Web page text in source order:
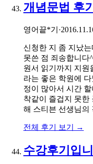
개념문법 후기
영어끝*기 ·
신청한 지 좀 지났
못쓴 점 죄송합니다
원서 읽기까지 지원
라는 좋은 학원에
정이 많아서 시간
착같이 즐겁지 못한
해 스티븐 선생님의
전체 후기 보기 →
수강후기입